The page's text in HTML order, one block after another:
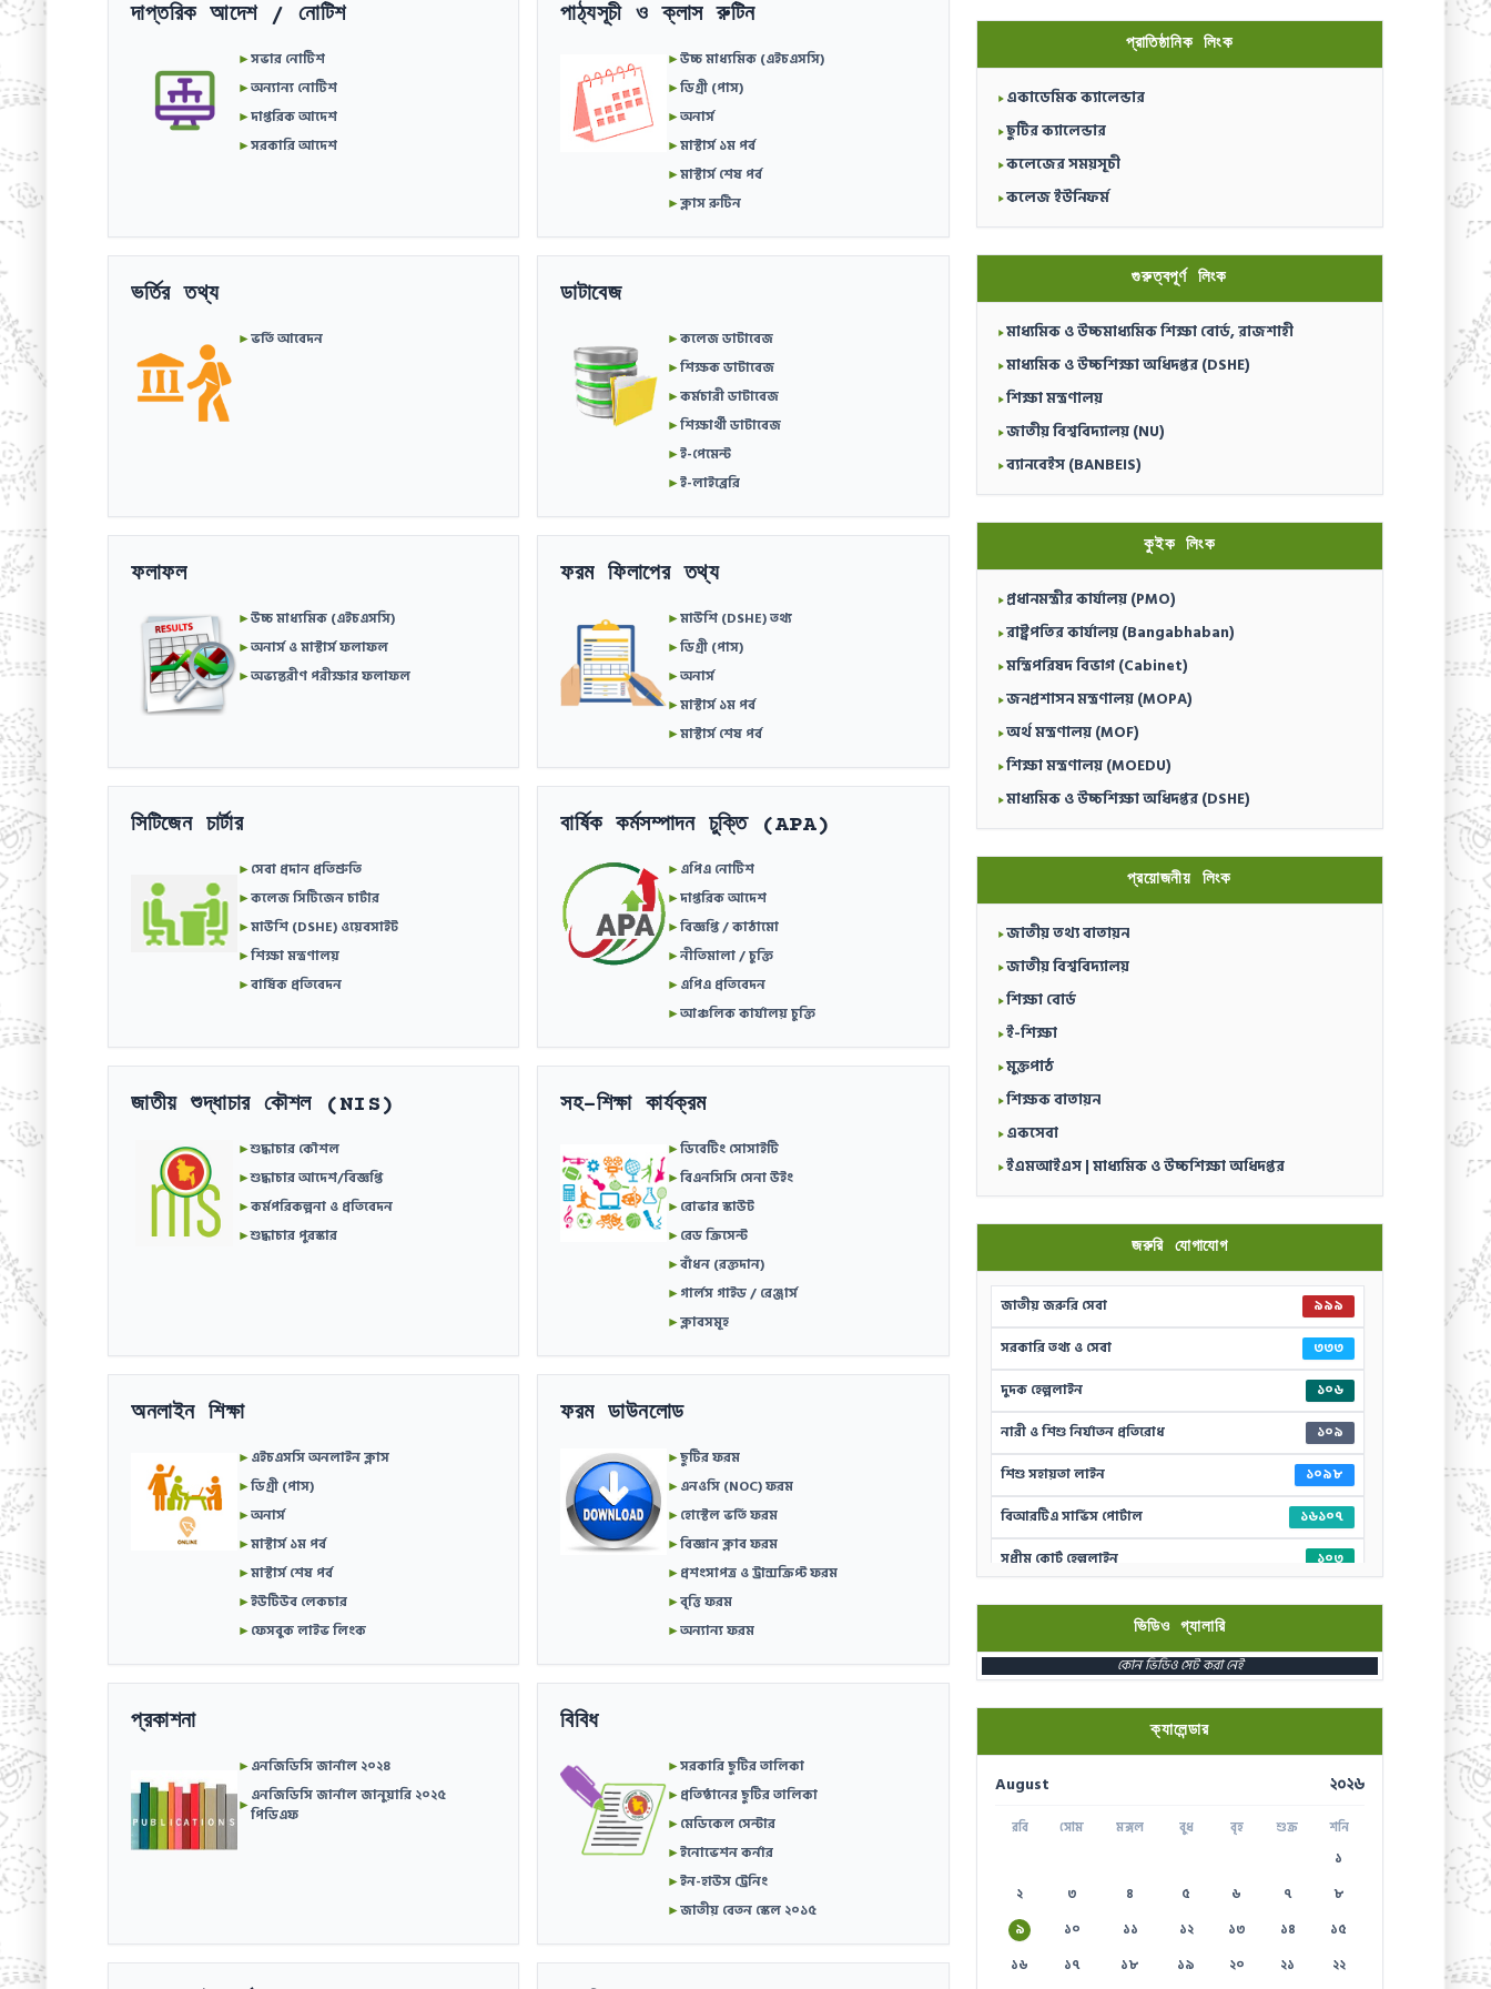
দাপ্তরিক আদেশ / নোটিশ
►সভার নোটিশ
►অন্যান্য নোটিশ
►দাপ্তরিক আদেশ
►সরকারি আদেশ
পাঠ্যসূচী ও ক্লাস রুটিন
►উচ্চ মাধ্যমিক (এইচএসসি)
►ডিগ্রী (পাস)
►অনার্স
►মাস্টার্স ১ম পর্ব
►মাস্টার্স শেষ পর্ব
►ক্লাস রুটিন
ভর্তির তথ্য
►ভর্তি আবেদন
ডাটাবেজ
►কলেজ ডাটাবেজ
►শিক্ষক ডাটাবেজ
►কর্মচারী ডাটাবেজ
►শিক্ষার্থী ডাটাবেজ
►ই-পেমেন্ট
►ই-লাইব্রেরি
ফলাফল
►উচ্চ মাধ্যমিক (এইচএসসি)
►অনার্স ও মাস্টার্স ফলাফল
►অভ্যন্তরীণ পরীক্ষার ফলাফল
ফরম ফিলাপের তথ্য
►মাউশি (DSHE) তথ্য
►ডিগ্রী (পাস)
►অনার্স
►মাস্টার্স ১ম পর্ব
►মাস্টার্স শেষ পর্ব
সিটিজেন চার্টার
►সেবা প্রদান প্রতিশ্রুতি
►কলেজ সিটিজেন চার্টার
►মাউশি (DSHE) ওয়েবসাইট
►শিক্ষা মন্ত্রণালয়
►বার্ষিক প্রতিবেদন
বার্ষিক কর্মসম্পাদন চুক্তি (APA)
►এপিএ নোটিশ
►দাপ্তরিক আদেশ
►বিজ্ঞপ্তি / কাঠামো
►নীতিমালা / চুক্তি
►এপিএ প্রতিবেদন
►আঞ্চলিক কার্যালয় চুক্তি
জাতীয় শুদ্ধাচার কৌশল (NIS)
►শুদ্ধাচার কৌশল
►শুদ্ধাচার আদেশ/বিজ্ঞপ্তি
►কর্মপরিকল্পনা ও প্রতিবেদন
►শুদ্ধাচার পুরস্কার
সহ-শিক্ষা কার্যক্রম
►ডিবেটিং সোসাইটি
►বিএনসিসি সেনা উইং
►রোভার স্কাউট
►রেড ক্রিসেন্ট
►বাঁধন (রক্তদান)
►গার্লস গাইড / রেঞ্জার্স
►ক্লাবসমূহ
অনলাইন শিক্ষা
►এইচএসসি অনলাইন ক্লাস
►ডিগ্রী (পাস)
►অনার্স
►মাস্টার্স ১ম পর্ব
►মাস্টার্স শেষ পর্ব
►ইউটিউব লেকচার
►ফেসবুক লাইভ লিংক
ফরম ডাউনলোড
►ছুটির ফরম
►এনওসি (NOC) ফরম
►হোস্টেল ভর্তি ফরম
►বিজ্ঞান ক্লাব ফরম
►প্রশংসাপত্র ও ট্রান্সক্রিপ্ট ফরম
►বৃত্তি ফরম
►অন্যান্য ফরম
প্রকাশনা
►এনজিডিসি জার্নাল ২০২৪
►এনজিডিসি জার্নাল জানুয়ারি ২০২৫
পিডিএফ
বিবিধ
►সরকারি ছুটির তালিকা
►প্রতিষ্ঠানের ছুটির তালিকা
►মেডিকেল সেন্টার
►ইনোভেশন কর্নার
►ইন-হাউস ট্রেনিং
►জাতীয় বেতন স্কেল ২০১৫
প্রাতিষ্ঠানিক লিংক
একাডেমিক ক্যালেন্ডার
ছুটির ক্যালেন্ডার
কলেজের সময়সূচী
কলেজ ইউনিফর্ম
গুরুত্বপূর্ণ লিংক
মাধ্যমিক ও উচ্চমাধ্যমিক শিক্ষা বোর্ড, রাজশাহী
মাধ্যমিক ও উচ্চশিক্ষা অধিদপ্তর (DSHE)
শিক্ষা মন্ত্রণালয়
জাতীয় বিশ্ববিদ্যালয় (NU)
ব্যানবেইস (BANBEIS)
কুইক লিংক
প্রধানমন্ত্রীর কার্যালয় (PMO)
রাষ্ট্রপতির কার্যালয় (Bangabhaban)
মন্ত্রিপরিষদ বিভাগ (Cabinet)
জনপ্রশাসন মন্ত্রণালয় (MOPA)
অর্থ মন্ত্রণালয় (MOF)
শিক্ষা মন্ত্রণালয় (MOEDU)
মাধ্যমিক ও উচ্চশিক্ষা অধিদপ্তর (DSHE)
প্রয়োজনীয় লিংক
জাতীয় তথ্য বাতায়ন
জাতীয় বিশ্ববিদ্যালয়
শিক্ষা বোর্ড
ই-শিক্ষা
মুক্তপাঠ
শিক্ষক বাতায়ন
একসেবা
ইএমআইএস | মাধ্যমিক ও উচ্চশিক্ষা অধিদপ্তর
জরুরি যোগাযোগ
জাতীয় জরুরি সেবা
৯৯৯
সরকারি তথ্য ও সেবা
৩৩৩
দুদক হেল্পলাইন
১০৬
নারী ও শিশু নির্যাতন প্রতিরোধ
১০৯
শিশু সহায়তা লাইন
১০৯৮
বিআরটিএ সার্ভিস পোর্টাল
১৬১০৭
সুপ্রীম কোর্ট হেল্পলাইন
১০৩
দুর্যোগের আগাম বার্তা
১০৯৪১
পাসপোর্ট বাতায়ন হটলাইন
১৬৪৪৫
১৬৯৯৯
ভিডিও গ্যালারি
কোন ভিডিও সেট করা নেই
ক্যালেন্ডার
August ২০২৬
রবি সোম মঙ্গল বুধ বৃহ শুক্র শনি
১
২
৩ ৪ ৫ ৬ ৭
৮
৯
১০ ১১ ১২ ১৩ ১৪
১৫
১৬
১৭ ১৮ ১৯ ২০ ২১ ২২